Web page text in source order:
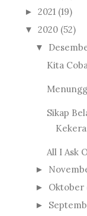
► 2021 (19)
▼ 2020 (52)
▼
Kita
Sikap
All I Ask
►
► Oktober
►